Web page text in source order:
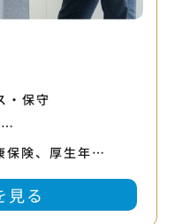
・保守
…
保険、厚生年…
見る